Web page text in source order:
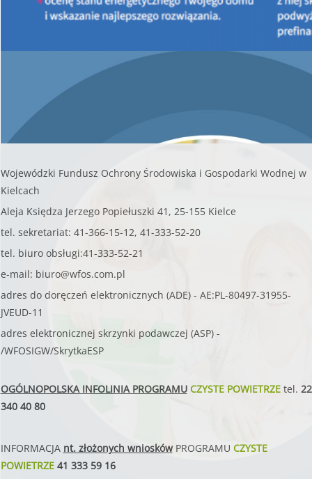
programu"Dofinansowanie zakupu i montażu przydomowych
- Edycja 2018 (III) (Działanie zgodne z
oryginał ogłoszenia
Wojewódzki Fundusz Ochrony Środowiska i Gospodarki Wodnej w
Kielcach
Aleja Księdza Jerzego Popiełuszki 41, 25-155 Kielce
tel. sekretariat: 41-366-15-12, 41-333-52-20
tel. biuro obsługi:41-333-52-21
e-mail: biuro@wfos.com.pl
adres do doręczeń elektronicznych (ADE) - AE:PL-80497-31955-
JVEUD-11
adres elektronicznej skrzynki podawczej (ASP) -
/WFOSIGW/SkrytkaESP
OGÓLNOPOLSKA INFOLINIA PROGRAMUCZYSTE POWIETRZEtel. 22
340 40 80
INFORMACJA nt. złożonych wnioskówPROGRAMU CZYSTE
POWIETRZE41 333 59 16